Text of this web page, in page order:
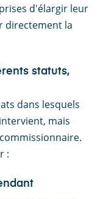
d'élargir leur
directement la
statuts,
dans lesquels
mais
: